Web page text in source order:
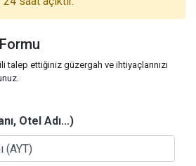
ettiğiniz güzergah ve ihtiyaçlarınızı
Otel Adı...)